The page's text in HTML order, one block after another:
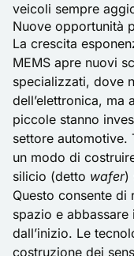
veicoli sempre
Nuove opportunità
La crescita
MEMS apre nuovi
specializzati, dove
dell’elettronica, ma
piccole stanno
settore automotive.
un modo di
silicio (detto wafer)
Questo consente di
spazio e
dall’inizio. Le
costruzione dei